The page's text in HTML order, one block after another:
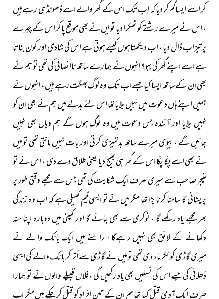
کر اسے ایسا گم کر دیا کہ اب تک اس کے گھر والے اسے ڈھونڈ ہی رہے ہیں
، اس نے میرے رشتے کو ٹھکرا دیا تو میں نے بھی موقع پاکر اس کے چہرے
پر تیزاب ڈال دیا ، اب دیکھتا ہوں کیسے ہوتی ہے اس کی شادی اور کون بناتا
ہے اسے اپنے گھر کی بہو؟ انہوں نے ہمارے ساتھ ناانصافی کی تھی تو ہم نے
بھی ان کے ساتھ ایسا کیا جسے اب تک وہ لوگ بھگت رہے ہیں ، انہوں نے
ہمیں اپنے ہاں دعوت میں نہیں بلایا تھا اس لئے بدلے میں ہم نے بھی ان کو
نہیں بلایا اور آئندہ جس دعوت میں وہ لوگ ہوں گے ہم وہاں بھی نہیں
جائیں گے ، بیوی میرے ساتھ بدتمیزی کرتی اور بات نہیں مانتی تھی تو میں
نے بھی اسے پکّا پکّا اس کے گھر ہی بھیج دیا یعنی طلاق دے دی ، اس نے تو
منیجر صاحب سے میری صرف ایک شکایت کی تھی جس سے مجھے وقتی طور پر
پریشانی کا سامنا کرنا پڑا تھا مگر میں نے تو ایسی گیم کھیلی ہے کہ اب وہ زندگی
بھر مجھے یاد رکھے گا ، نوکری سے بھی جائے گا اور کمپنی میں دوبارہ اپنا منہ
دکھانے کے لائق بھی نہیں رہےگا ، راستے میں ایک بائک والے نے
میری گاڑی کو ٹکر مار دی تھی تو میں نے گاڑی سے اُتر کر بائک والے کی ایسی
دُھلائی کی جسے اس کی نسلیں بھی یاد رکھیں گی ، فلاں قبیلے والوں نے تو ہمارا